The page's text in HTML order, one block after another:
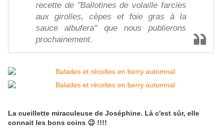
recette de "Ballotines de volaille farcies
aux girolles, cèpes et foie gras à la
sauce albufera" que nous publierons
prochainement.
La cueillette miraculeuse de Joséphine. Là c'est sûr, elle
connait les bons coins 😉 !!!!